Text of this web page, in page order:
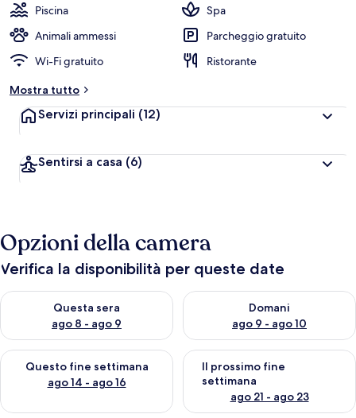
Piscina
Spa
Animali ammessi
Parcheggio gratuito
Wi-Fi gratuito
Ristorante
Mostra tutto
Servizi principali (12)
Sentirsi a casa (6)
Opzioni della camera
Verifica la disponibilità per queste date
Questa sera
ago 8 - ago 9
Verifica la disponibilità per questa sera, ago 8 - ago 9
Domani
ago 9 - ago 10
Verifica la disponibilità per
Questo fine settimana
ago 14 - ago 16
Verifica la disponibilità per questo fine settimana, ago 14 -
Il prossimo fine
settimana
ago 21 - ago 23
Verifica la disponibilità per il